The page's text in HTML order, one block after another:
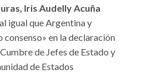
Iris Audelly Acuña
igual que Argentina y
consenso» en la declaración
de Jefes de Estado y
de Estados